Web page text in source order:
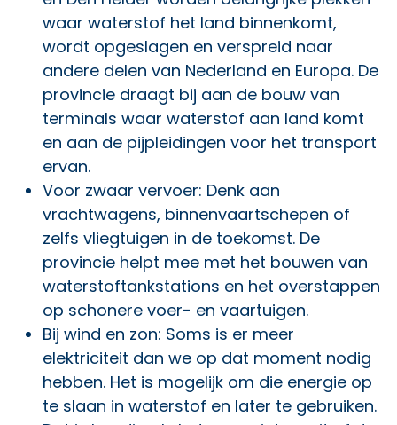
waar waterstof het land binnenkomt,
wordt opgeslagen en verspreid naar
andere delen van Nederland en Europa. De
provincie draagt bij aan de bouw van
terminals waar waterstof aan land komt
en aan de pijpleidingen voor het transport
ervan.
Voor zwaar vervoer: Denk aan
vrachtwagens, binnenvaartschepen of
zelfs vliegtuigen in de toekomst. De
provincie helpt mee met het bouwen van
waterstoftankstations en het overstappen
op schonere voer- en vaartuigen.
Bij wind en zon: Soms is er meer
elektriciteit dan we op dat moment nodig
hebben. Het is mogelijk om die energie op
te slaan in waterstof en later te gebruiken.